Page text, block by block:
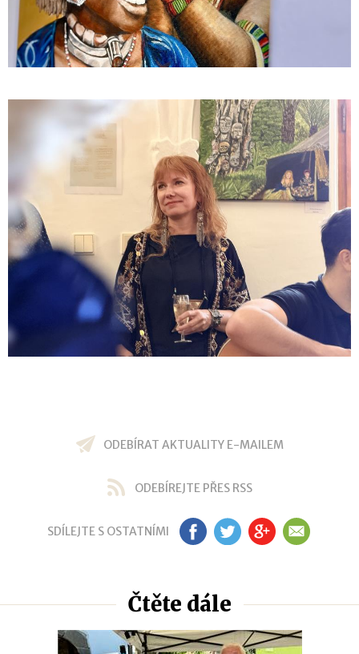
ODEBÍRAT AKTUALITY E-MAILEM
ODEBÍREJTE PŘES RSS
SDÍLEJTE S OSTATNÍMI FB TW GP EM
Čtěte dále